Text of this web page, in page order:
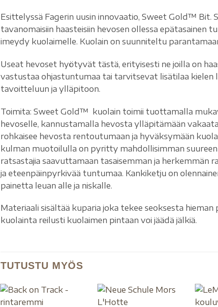
Esittelyssä Fagerin uusin innovaatio, Sweet Gold™ Bit.
tavanomaisiin haasteisiin hevosen ollessa epätasainen
imeydy kuolaimelle. Kuolain on suunniteltu
Useat hevoset hyötyvät tästä, erityisesti ne joilla on
vastustaa ohjastuntumaa tai tarvitsevat lisätilaa
tavoitteluun ja ylläpitoon.
Toimita: Sweet Gold™ kuolain toimii tuottamalla
hevoselle, kannustamalla hevosta ylläpitämään
rohkaisee hevosta rentoutumaan ja hyväksymään
kulman muotoilulla on pyritty mahdollisimman
ratsastajia saavuttamaan tasaisemman ja herkemmän
ja eteenpäinpyrkivää tuntumaa. Kankiketju on
painetta leuan alle ja niskalle.
Materiaali sisältää kuparia joka tekee seoksesta hieman
kuolainta reilusti kuolaimen pintaan voi jäädä jälkiä.
TUTUSTU MYÖS